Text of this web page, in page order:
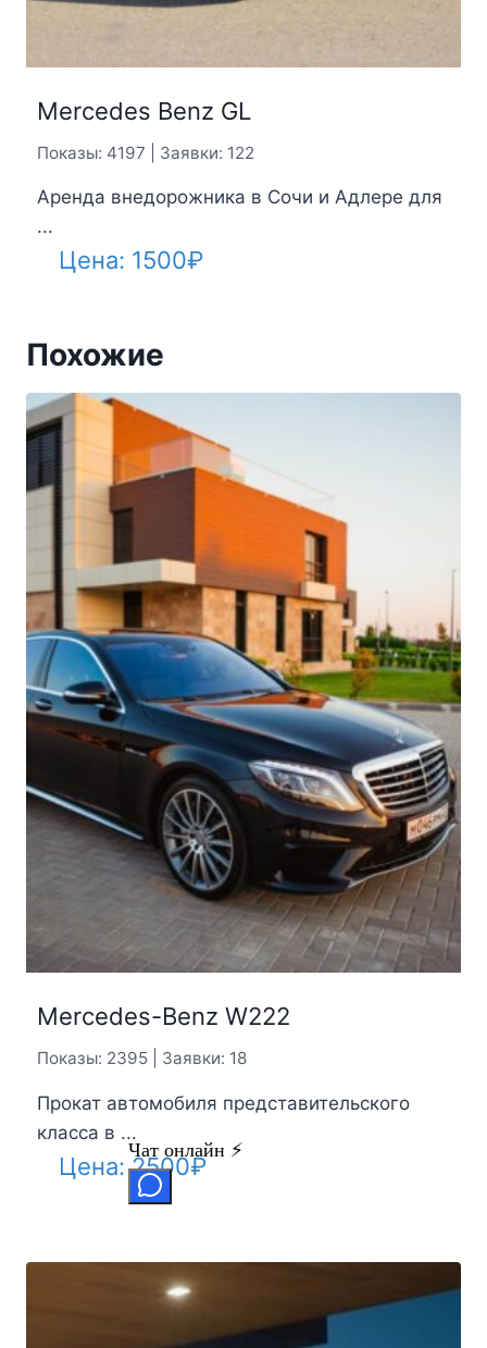
Mercedes Benz GL
Показы: 4197 | Заявки: 122
Аренда внедорожника в Сочи и Адлере для
...
Цена: 1500₽
Похожие
Mercedes-Benz W222
Показы: 2395 | Заявки: 18
Прокат автомобиля представительского
класса в ...
Цена:2500₽